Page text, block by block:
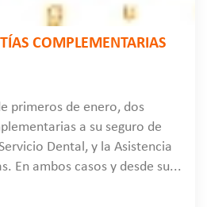
COMPLEMENTARIAS
primeros de enero, dos
a su seguro de
Dental, y la Asistencia
En ambos casos y desde su...